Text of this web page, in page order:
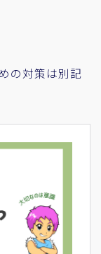
の対策は別記